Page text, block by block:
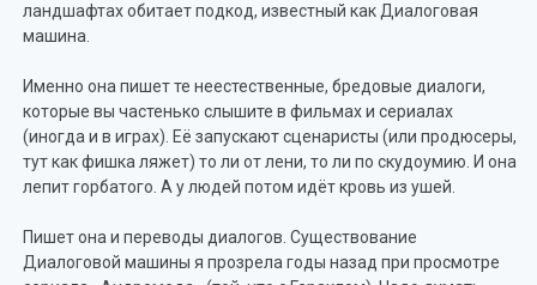
ландшафтах обитает подкод, известный как Диалоговая
машина.
Именно она пишет те неестественные, бредовые диалоги,
которые вы частенько слышите в фильмах и сериалах
(иногда и в играх). Её запускают сценаристы (или продюсеры,
тут как фишка ляжет) то ли от лени, то ли по скудоумию. И она
лепит горбатого. А у людей потом идёт кровь из ушей.
Пишет она и переводы диалогов. Существование
Диалоговой машины я прозрела годы назад при просмотре